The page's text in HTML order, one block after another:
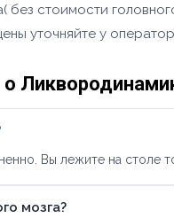
без стоимости
уточняйте у
Вы лежите на столе
мозга?